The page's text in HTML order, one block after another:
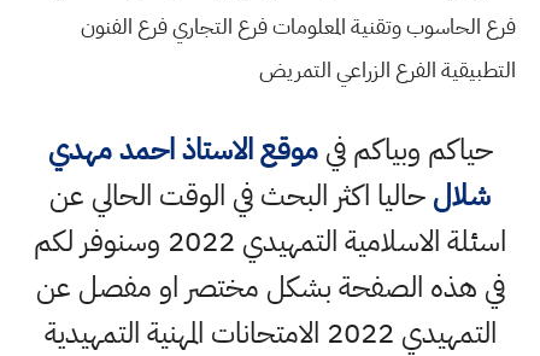
الحاسوب وتقنية المعلومات فرع التجاري فرع الفنون
الفرع الزراعي التمريض
حياكم وبياكم فيموقع الاستاذ احمد مهدي
شلالحاليا اكثر البحث في الوقت الحالي عن
اسئلة الاسلامية التمهيدي 2022 وسنوفر لكم
هذه الصفحة بشكل مختصر او مفصل عن
التمهيدي 2022 الامتحانات المهنية التمهيدية